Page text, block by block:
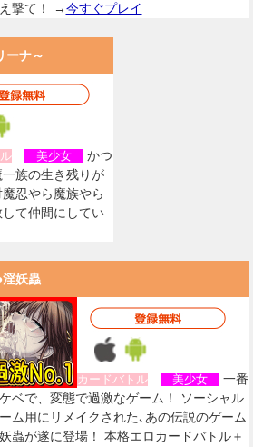
撃て！ →今すぐプレイ
ーナ～
美少女
かつ
族の生き残りが
忍やら魔族やら
て仲間にしてい
淫妖蟲
カードバトル 美少女
一番
ベで、変態で過激なゲーム！ ソーシャル
ム用にリメイクされた､あの伝説のゲーム
蟲が遂に登場！ 本格エロカードバトル＋